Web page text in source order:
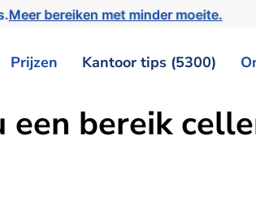
Meer bereiken met minder moeite.
Prijzen Kantoor tips (5300)
bereik